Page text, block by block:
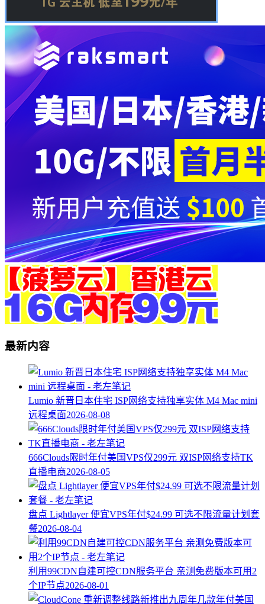
最新内容
Lumio 新晋日本住宅 ISP网络支持独享实体 M4 Mac mini
远程桌面2026-08-08
666Clouds限时年付美国VPS仅299元 双ISP网络支持TK
直播电商2026-08-05
盘点 Lightlayer 便宜VPS年付$24.99 可选不限流量计划套
餐2026-08-04
利用99CDN自建可控CDN服务平台 亲测免费版本可用2
个IP节点2026-08-01